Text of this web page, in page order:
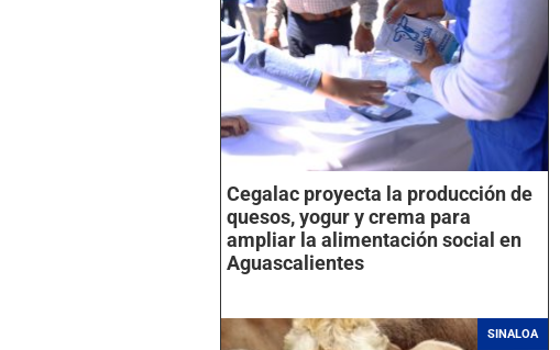
Cegalac proyecta la producción de
quesos, yogur y crema para
ampliar la alimentación social en
Aguascalientes
SINALOA